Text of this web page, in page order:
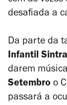
desafiada a
Da parte da
Infantil
darem
Setembro o
passará a